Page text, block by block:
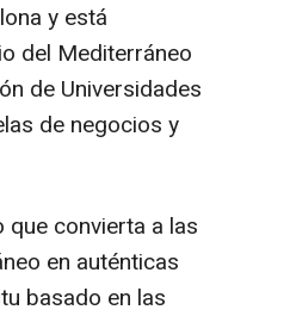
y está
del Mediterráneo
de Universidades
de negocios y
convierta a las
en auténticas
basado en las